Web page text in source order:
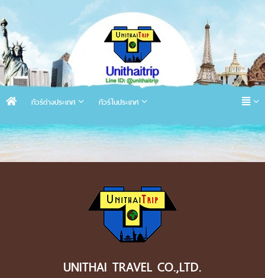
ทัวร์ต่างประเทศ ทัวร์ในประเทศ
UNITHAI TRAVEL CO.,LTD.